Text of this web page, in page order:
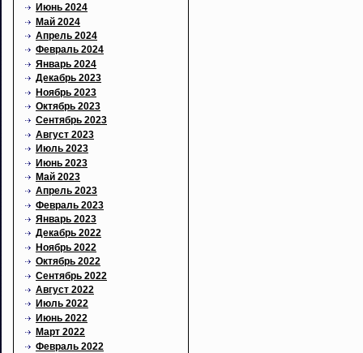
Июнь 2024
Май 2024
Апрель 2024
Февраль 2024
Январь 2024
Декабрь 2023
Ноябрь 2023
Октябрь 2023
Сентябрь 2023
Август 2023
Июль 2023
Июнь 2023
Май 2023
Апрель 2023
Февраль 2023
Январь 2023
Декабрь 2022
Ноябрь 2022
Октябрь 2022
Сентябрь 2022
Август 2022
Июль 2022
Июнь 2022
Март 2022
Февраль 2022